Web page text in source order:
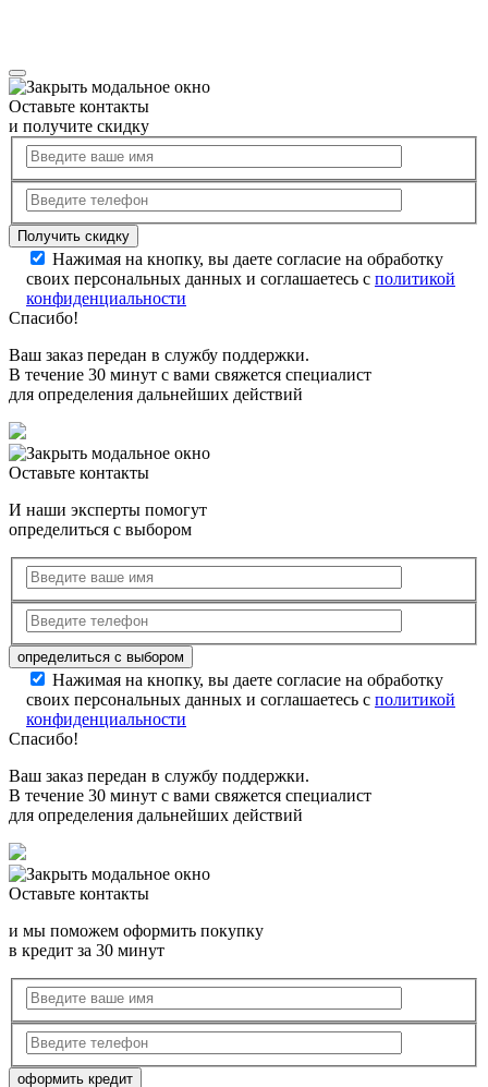
Оставьте контакты
и получите скидку
Нажимая на кнопку, вы даете согласие на обработку
своих персональных данных и соглашаетесь с политикой
конфиденциальности
Спасибо!
Ваш заказ передан в службу поддержки.
В течение 30 минут с вами свяжется специалист
для определения дальнейших действий
Оставьте контакты
И наши эксперты помогут
определиться с выбором
Нажимая на кнопку, вы даете согласие на обработку
своих персональных данных и соглашаетесь с политикой
конфиденциальности
Спасибо!
Ваш заказ передан в службу поддержки.
В течение 30 минут с вами свяжется специалист
для определения дальнейших действий
Оставьте контакты
и мы поможем оформить покупку
в кредит за 30 минут